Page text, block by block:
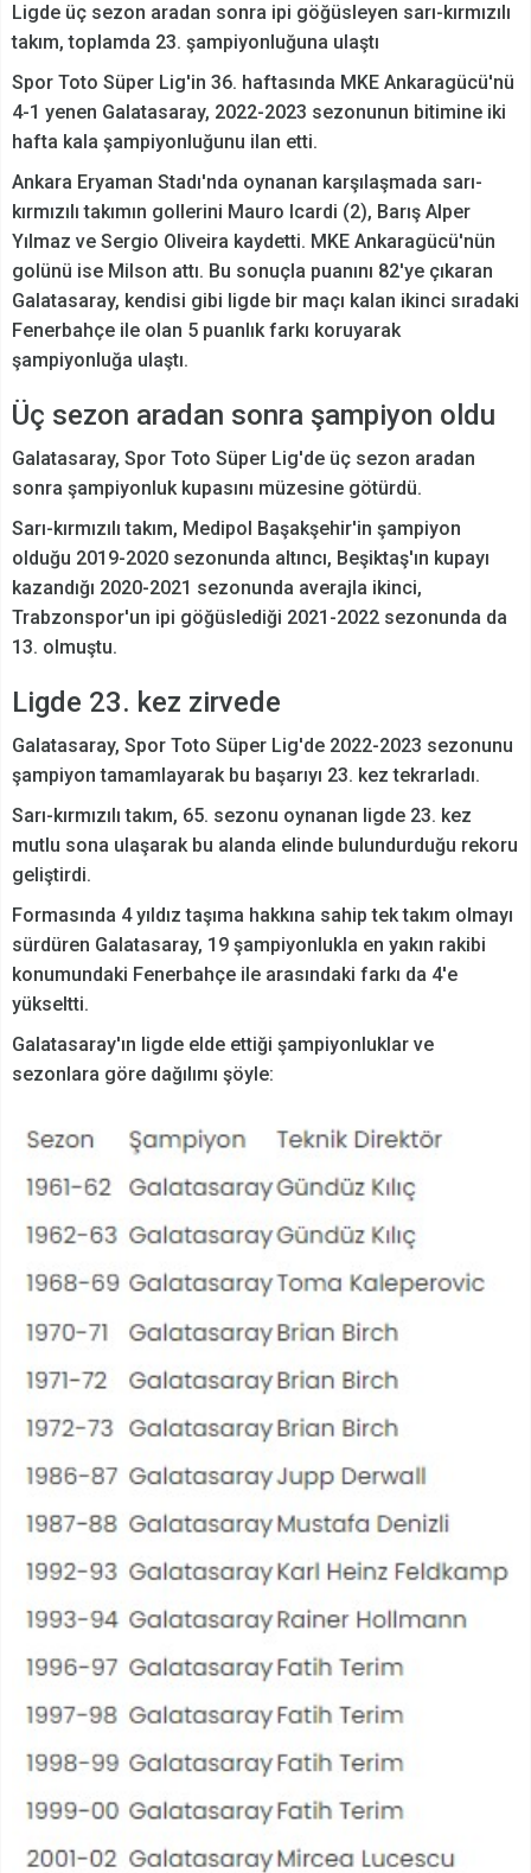
Ligde üç sezon aradan sonra ipi göğüsleyen sarı-kırmızılı
takım, toplamda 23. şampiyonluğuna ulaştı
Spor Toto Süper Lig'in 36. haftasında MKE Ankaragücü'nü
4-1 yenen Galatasaray, 2022-2023 sezonunun bitimine iki
hafta kala şampiyonluğunu ilan etti.
Ankara Eryaman Stadı'nda oynanan karşılaşmada sarı-
kırmızılı takımın gollerini Mauro Icardi (2), Barış Alper
Yılmaz ve Sergio Oliveira kaydetti. MKE Ankaragücü'nün
golünü ise Milson attı. Bu sonuçla puanını 82'ye çıkaran
Galatasaray, kendisi gibi ligde bir maçı kalan ikinci sıradaki
Fenerbahçe ile olan 5 puanlık farkı koruyarak
şampiyonluğa ulaştı.
Üç sezon aradan sonra şampiyon oldu
Galatasaray, Spor Toto Süper Lig'de üç sezon aradan
sonra şampiyonluk kupasını müzesine götürdü.
Sarı-kırmızılı takım, Medipol Başakşehir'in şampiyon
olduğu 2019-2020 sezonunda altıncı, Beşiktaş'ın kupayı
kazandığı 2020-2021 sezonunda averajla ikinci,
Trabzonspor'un ipi göğüslediği 2021-2022 sezonunda da
13. olmuştu.
Ligde 23. kez zirvede
Galatasaray, Spor Toto Süper Lig'de 2022-2023 sezonunu
şampiyon tamamlayarak bu başarıyı 23. kez tekrarladı.
Sarı-kırmızılı takım, 65. sezonu oynanan ligde 23. kez
mutlu sona ulaşarak bu alanda elinde bulundurduğu rekoru
geliştirdi.
Formasında 4 yıldız taşıma hakkına sahip tek takım olmayı
sürdüren Galatasaray, 19 şampiyonlukla en yakın rakibi
konumundaki Fenerbahçe ile arasındaki farkı da 4'e
yükseltti.
Galatasaray'ın ligde elde ettiği şampiyonluklar ve
sezonlara göre dağılımı şöyle: